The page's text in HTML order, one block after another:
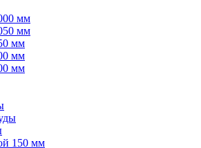
мм
мм
мм
мм
мм
150 мм